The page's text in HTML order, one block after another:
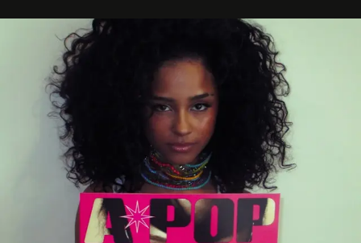
neerstrijkt in Saint-Tropez. Dit zijn de nieuwe adressen
die deze zomer de toon zetten, van lange lunches tot
zwoele nachten.